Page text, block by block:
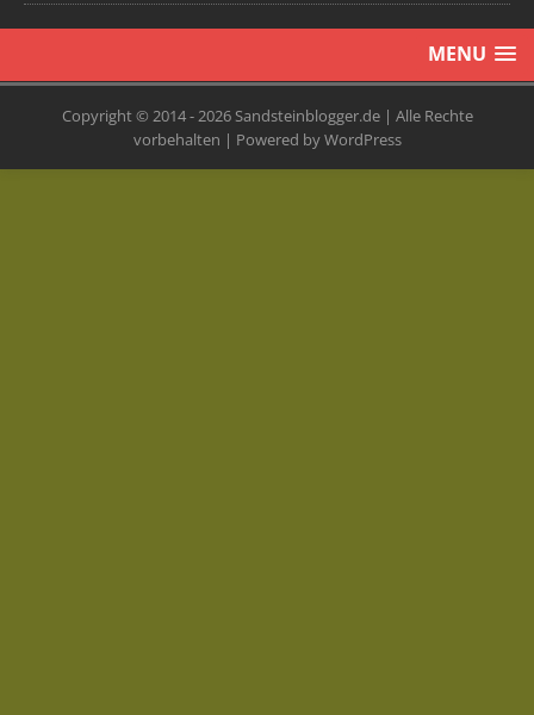
MENU
Copyright © 2014 - 2026 Sandsteinblogger.de | Alle Rechte
vorbehalten | Powered by WordPress